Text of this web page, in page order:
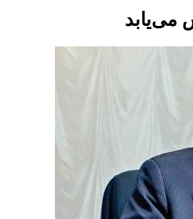
می‌یابد